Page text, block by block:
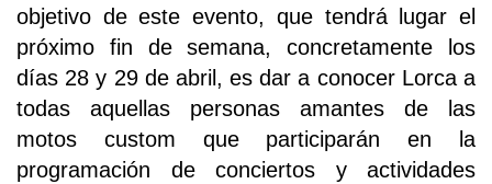
objetivo de este evento, que tendrá lugar el
próximo fin de semana, concretamente los
días 28 y 29 de abril, es dar a conocer Lorca a
todas aquellas personas amantes de las
motos custom que participarán en la
programación de conciertos y actividades